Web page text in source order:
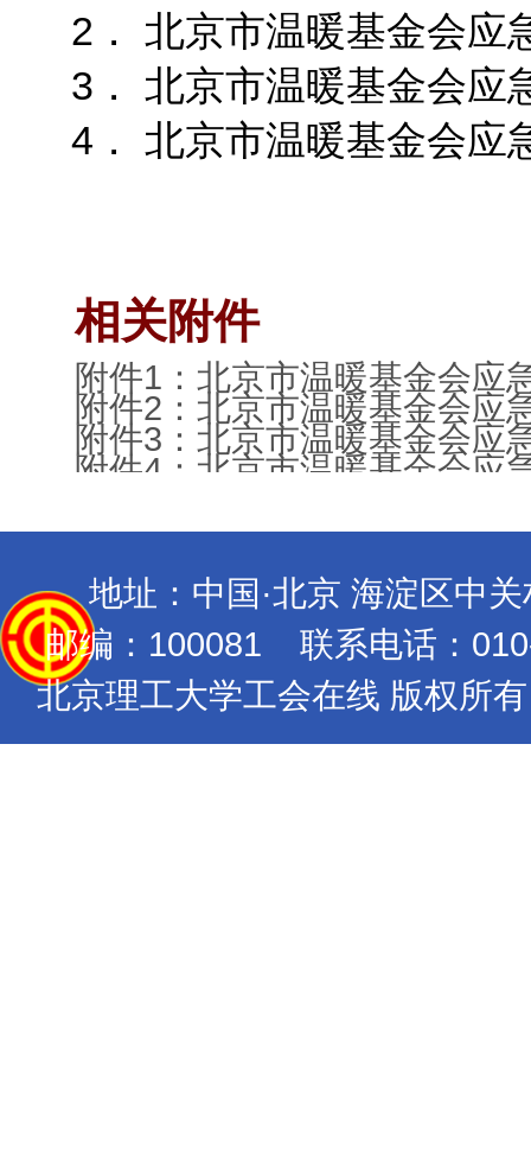
2． 北京市温暖基金会应
3． 北京市温暖基金会应
4． 北京市温暖基金会应
相关附件
附件1：北京市温暖基金会应
附件2：北京市温暖基金会应
附件3：北京市温暖基金会应
附件4：北京市温暖基金会应
地址：中国·北京 海淀区中
邮编：100081 联系电话：
北京理工大学工会在线 版权所